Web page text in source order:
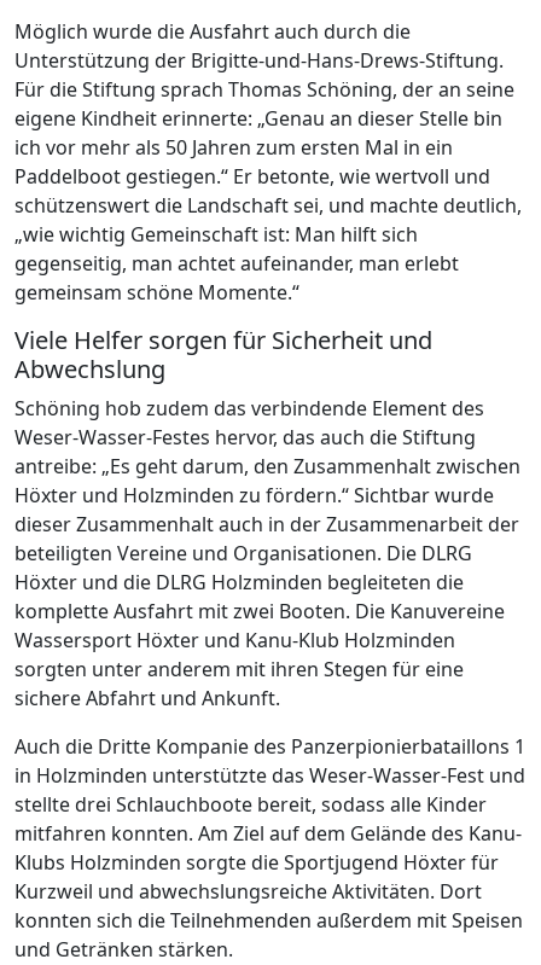
Möglich wurde die Ausfahrt auch durch die
Unterstützung der Brigitte-und-Hans-Drews-Stiftung.
Für die Stiftung sprach Thomas Schöning, der an seine
eigene Kindheit erinnerte: „Genau an dieser Stelle bin
ich vor mehr als 50 Jahren zum ersten Mal in ein
Paddelboot gestiegen.“ Er betonte, wie wertvoll und
schützenswert die Landschaft sei, und machte deutlich,
„wie wichtig Gemeinschaft ist: Man hilft sich
gegenseitig, man achtet aufeinander, man erlebt
gemeinsam schöne Momente.“
Viele Helfer sorgen für Sicherheit und
Abwechslung
Schöning hob zudem das verbindende Element des
Weser-Wasser-Festes hervor, das auch die Stiftung
antreibe: „Es geht darum, den Zusammenhalt zwischen
Höxter und Holzminden zu fördern.“ Sichtbar wurde
dieser Zusammenhalt auch in der Zusammenarbeit der
beteiligten Vereine und Organisationen. Die DLRG
Höxter und die DLRG Holzminden begleiteten die
komplette Ausfahrt mit zwei Booten. Die Kanuvereine
Wassersport Höxter und Kanu-Klub Holzminden
sorgten unter anderem mit ihren Stegen für eine
sichere Abfahrt und Ankunft.
Auch die Dritte Kompanie des Panzerpionierbataillons 1
in Holzminden unterstützte das Weser-Wasser-Fest und
stellte drei Schlauchboote bereit, sodass alle Kinder
mitfahren konnten. Am Ziel auf dem Gelände des Kanu-
Klubs Holzminden sorgte die Sportjugend Höxter für
Kurzweil und abwechslungsreiche Aktivitäten. Dort
konnten sich die Teilnehmenden außerdem mit Speisen
und Getränken stärken.